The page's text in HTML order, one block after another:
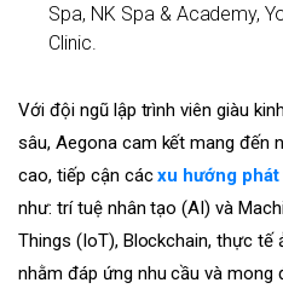
Spa, NK Spa & Academy,
Clinic.
Với đội ngũ lập trình viên giàu
sâu, Aegona cam kết mang đến
cao, tiếp cận cácxu hướng
như: trí tuệ nhân tạo (AI) và
Things (IoT), Blockchain, thực tế
nhằm đáp ứng nhu cầu và mong